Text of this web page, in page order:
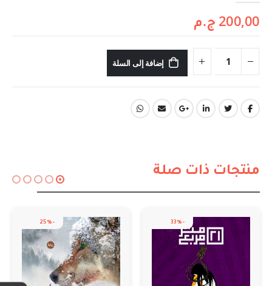
200,00 ج.م
إضافة إلى السلة
منتجات ذات صلة
-25%